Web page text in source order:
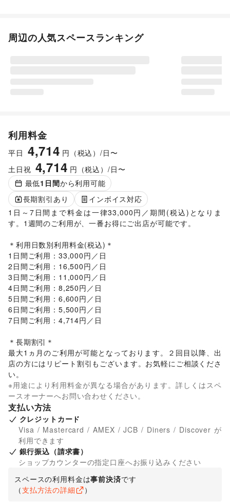
周辺の人気スペースランキング
利用料金
平日 4,714 円（税込）/日〜
土日祝 4,714 円（税込）/日〜
最低1 日間から利用可能
長期割引あり
インボイス対応
1日～7日間まで料金は一律33,000円／期間(税込)となりま
す。1週間のご利用が、一番お得にご出店が可能です。
＊利用日数別利用料金(税込)＊
1日間ご利用：33,000円／日
2日間ご利用：16,500円／日
3日間ご利用：11,000円／日
4日間ご利用：8,250円／日
5日間ご利用：6,600円／日
6日間ご利用：5,500円／日
7日間ご利用：4,714円／日
＊長期割引＊
最大1ヵ月のご利用が可能となっております。２回目以降、出
店の方にはリピート割引もございます。お気軽にご相談くださ
い。
※用途により利用料金が異なる場合があります。詳しくはスペ
ースオーナーへお問い合わせください。
支払い方法
クレジットカード
Visa / Mastercard / AMEX / JCB / Diners / Discover が
利用できます
銀行振込（請求書）
ショップカウンターの指定口座へお振り込みください
スペースの利用料金は事前決済です
（支払方法の詳細 ）